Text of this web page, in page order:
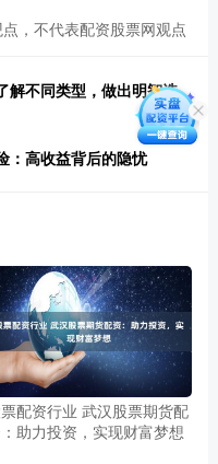
，不代表配资股票网观点
解不同类型，做出明智选
：高收益背后的隐忧
配资行业 武汉股票期货配
助力投资，实现财富梦想